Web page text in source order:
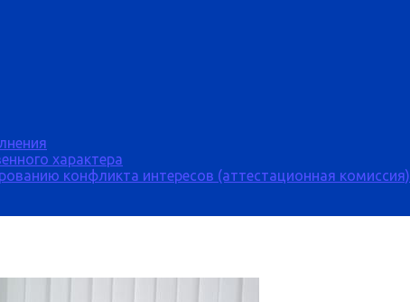
характера
конфликта интересов (аттестационная комиссия)